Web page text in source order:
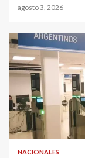
agosto 3, 2026
NACIONALES